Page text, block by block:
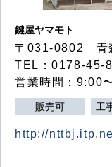
鍵屋ヤマモト
〒031-0802 青
TEL：0178-45-
営業時間：9:00
販売可 工
http://